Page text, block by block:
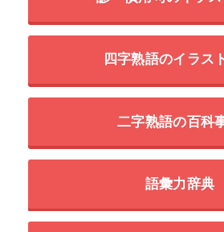
四字熟語のイラス
二字熟語の百科
語彙力辞典